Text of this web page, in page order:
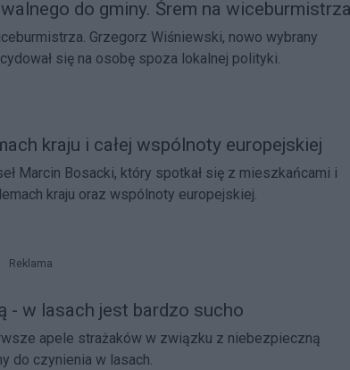
do gminy. Śrem na wiceburmistrza
Grzegorz Wiśniewski, nowo wybrany
się na osobę spoza lokalnej polityki.
kraju i całej wspólnoty europejskiej
Marcin Bosacki, który spotkał się z mieszkańcami i
kraju oraz wspólnoty europejskiej.
Reklama
- w lasach jest bardzo sucho
apele strażaków w związku z niebezpieczną
do czynienia w lasach.